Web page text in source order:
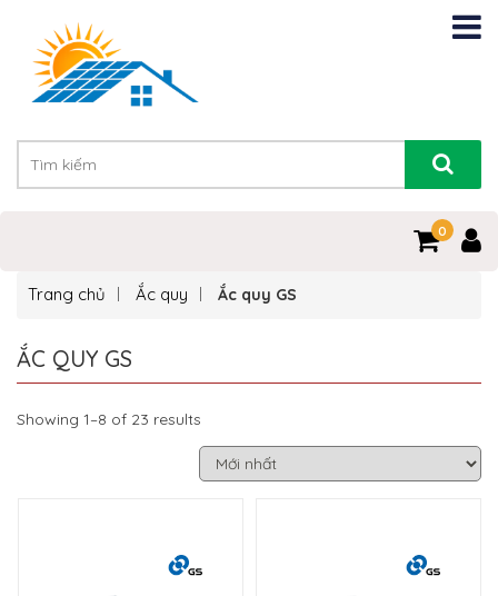
0
Trang chủ Ắc quy Ắc quy GS
ẮC QUY GS
Showing 1–8 of 23 results